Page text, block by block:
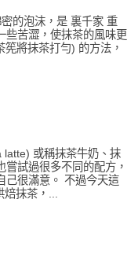
的泡沫，是 裏千家 重
些苦澀，使抹茶的風味更
將抹茶打勻) 的方法，
或稱抹茶牛奶、抹
試過很多不同的配方，
己很滿意。 不過今天這
抹茶，...